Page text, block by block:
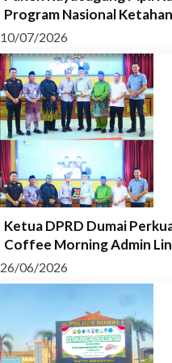
Program Nasional
10/07/2026
Ketua DPRD Dumai
Coffee Morning Admin
26/06/2026